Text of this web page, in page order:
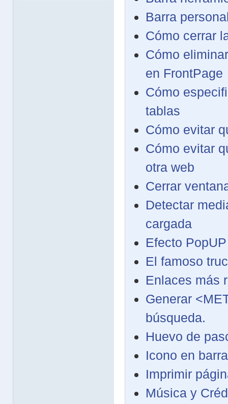
Barra
Cómo cerrar
Cómo
en FrontPage
Cómo
tablas
Cómo evitar
Cómo evitar
otra web
Cerrar
Detectar
cargada
Efecto
El famoso
Enlaces más
Generar
búsqueda.
Huevo de
Icono en
Imprimir
Música y